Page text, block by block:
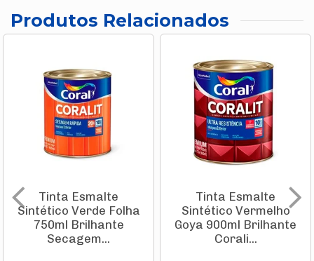
Produtos Relacionados
Tinta Esmalte
Sintético Verde Folha
750ml Brilhante
Secagem...
Tinta Esmalte
Sintético Vermelho
Goya 900ml Brilhante
Corali...